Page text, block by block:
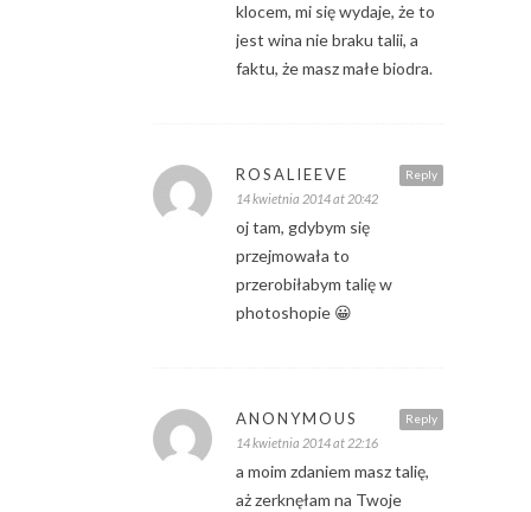
klocem, mi się wydaje, że to
jest wina nie braku talii, a
faktu, że masz małe biodra.
Reply
ROSALIEEVE
14 kwietnia 2014 at 20:42
oj tam, gdybym się
przejmowała to
przerobiłabym talię w
photoshopie 😀
Reply
ANONYMOUS
14 kwietnia 2014 at 22:16
a moim zdaniem masz talię,
aż zerknęłam na Twoje